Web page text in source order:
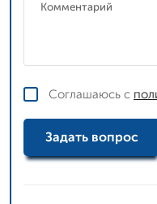
Соглашаюсь с
Задать вопрос